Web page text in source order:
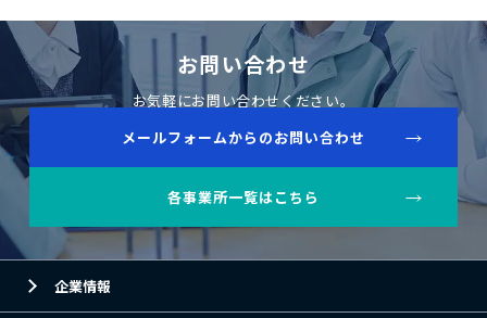
お問い合わせ
お気軽にお問い合わせください。
メールフォームからのお問い合わせ
各事業所一覧はこちら
企業情報